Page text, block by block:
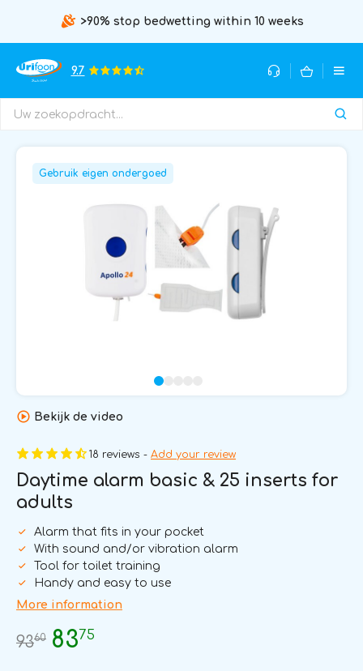
>90% stop bedwetting within 10 weeks
9.7
Gebruik eigen ondergoed
Bekijk de video
18 reviews - Add your review
Daytime alarm basic & 25 inserts for
adults
Alarm that fits in your pocket
With sound and/or vibration alarm
Tool for toilet training
Handy and easy to use
More information
9360 8375